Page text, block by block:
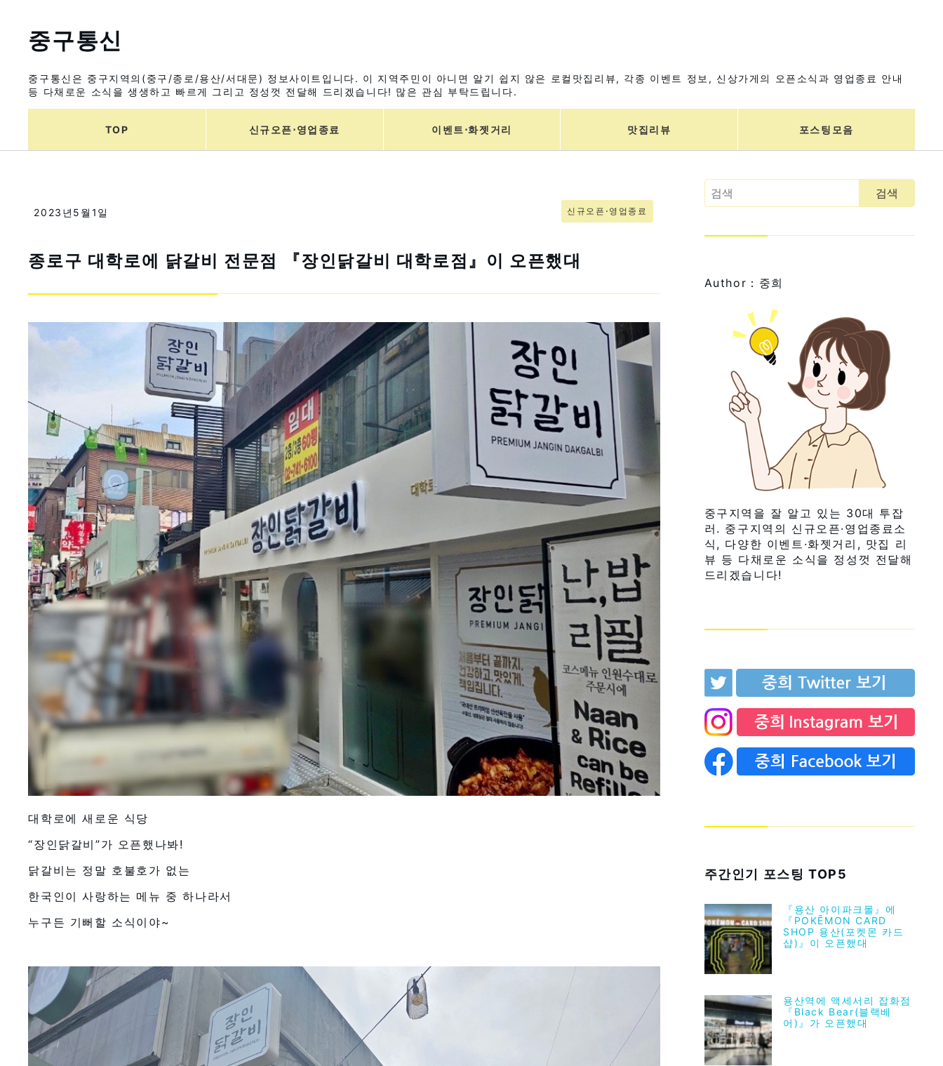
중구통신
중구통신은 중구지역의(중구/종로/용산/서대문) 정보사이트입니다. 이 지역주민이 아니면 알기 쉽지 않은 로컬맛집리뷰, 각종 이벤트 정보, 신상가게의 오픈소식과 영업종료 안내
등 다채로운 소식을 생생하고 빠르게 그리고 정성껏 전달해 드리겠습니다! 많은 관심 부탁드립니다.
TOP 신규오픈⋅영업종료 이벤트⋅화젯거리 맛집리뷰 포스팅모음
2023년5월1일 신규오픈⋅영업종료
종로구 대학로에 닭갈비 전문점 『장인닭갈비 대학로점』이 오픈했대
대학로에 새로운 식당
“장인닭갈비”가 오픈했나봐!
닭갈비는 정말 호불호가 없는
한국인이 사랑하는 메뉴 중 하나라서
누구든 기뻐할 소식이야~
Author：중희
중구지역을 잘 알고 있는 30대 투잡
러. 중구지역의 신규오픈·영업종료소
식, 다양한 이벤트·화젯거리, 맛집 리
뷰 등 다채로운 소식을 정성껏 전달해
드리겠습니다!
주간인기 포스팅 TOP5
『용산 아이파크몰』에
『POKĒMON CARD
SHOP 용산(포켓몬 카드
샵)』이 오픈했대
용산역에 액세서리 잡화점
『Black Bear(블랙베
어)』가 오픈했대